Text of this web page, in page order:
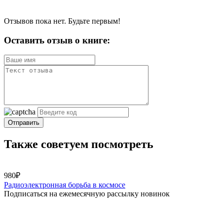
Отзывов пока нет. Будьте первым!
Оставить отзыв о книге:
Отправить
Также советуем посмотреть
980₽
Радиоэлектронная борьба в космосе
Подписаться на ежемесячную рассылку новинок